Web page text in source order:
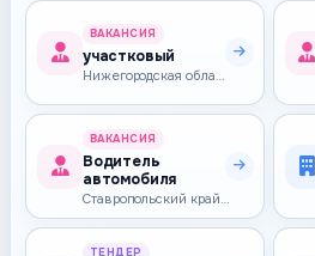
ВАКАНСИЯ
участковый
Нижегородская область — 67 000–67 000 ₽
ВАКАНСИЯ
Водитель
автомобиля
Ставропольский край — 28 152–32 000 ₽
ТЕНДЕР